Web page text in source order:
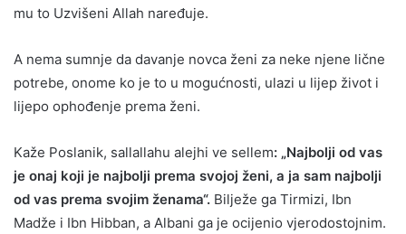
mu to Uzvišeni Allah naređuje.
A nema sumnje da davanje novca ženi za neke njene lične
potrebe, onome ko je to u mogućnosti, ulazi u lijep život i
lijepo ophođenje prema ženi.
Kaže Poslanik, sallallahu alejhi ve sellem: „Najbolji od vas
je onaj koji je najbolji prema svojoj ženi, a ja sam najbolji
od vas prema svojim ženama“. Bilježe ga Tirmizi, Ibn
Madže i Ibn Hibban, a Albani ga je ocijenio vjerodostojnim.